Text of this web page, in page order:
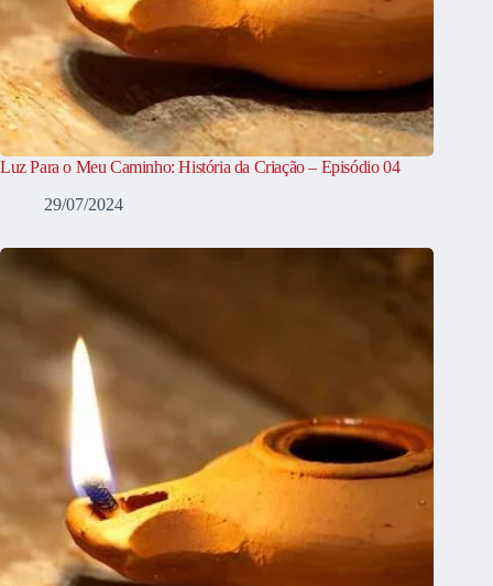
Luz Para o Meu Caminho: História da Criação – Episódio 04
29/07/2024